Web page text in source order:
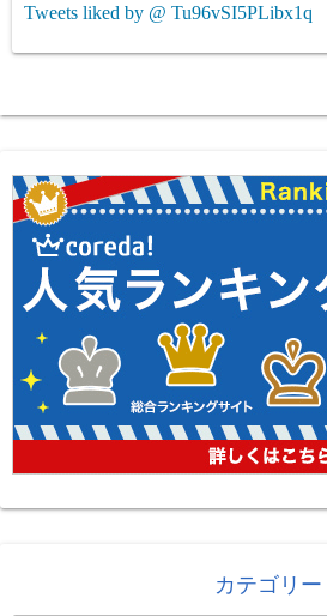
Tweets liked by @ Tu96vSI5PLibx1q
カテゴリー